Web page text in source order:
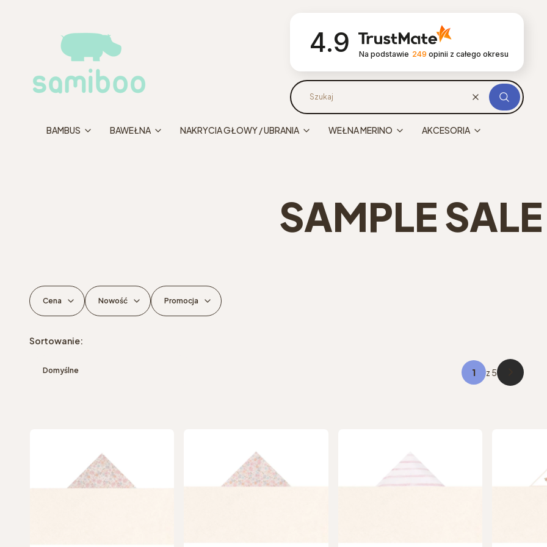
4.9 Na podstawie 249 opinii z całego okresu
WyczyśćSzukaj
BAMBUS BAWEŁNA NAKRYCIA GŁOWY / UBRANIA WEŁNA MERINO AKCESORIA
SAMPLE SALE
Cena Nowość Promocja
Lista produktów
Sortowanie:
Domyślne z 5